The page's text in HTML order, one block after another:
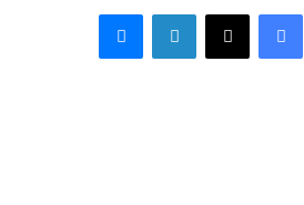
فيسبوك لينكدإن